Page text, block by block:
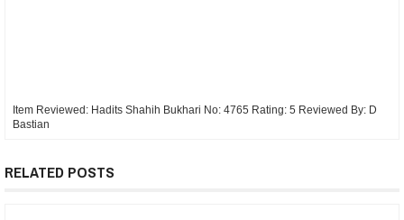
Item Reviewed: Hadits Shahih Bukhari No: 4765 Rating: 5 Reviewed By: D
Bastian
RELATED POSTS